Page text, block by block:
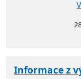
Informace z